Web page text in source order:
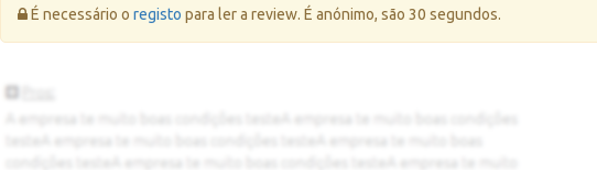
Erro:
É necessário oregisto para ler a review. É anónimo, são 30 segundos.